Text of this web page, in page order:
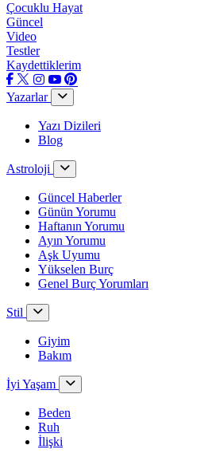
Çocuklu Hayat
Güncel
Video
Testler
Kaydettiklerim
Yazarlar
Yazı Dizileri
Blog
Astroloji
Güncel Haberler
Günün Yorumu
Haftanın Yorumu
Ayın Yorumu
Aşk Uyumu
Yükselen Burç
Genel Burç Yorumları
Stil
Giyim
Bakım
İyi Yaşam
Beden
Ruh
İlişki